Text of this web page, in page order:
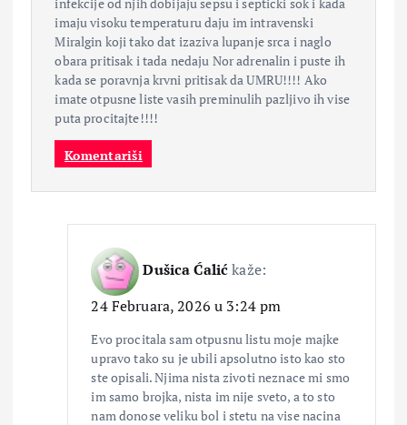
imaju visoku temperaturu daju im intravenski
Miralgin koji tako dat izaziva lupanje srca i naglo
obara pritisak i tada nedaju Nor adrenalin i puste ih
kada se poravnja krvni pritisak da UMRU!!!! Ako
imate otpusne liste vasih preminulih pazljivo ih vise
puta procitajte!!!!
Komentariši
Dušica Ćalić kaže:
24 Februara, 2026 u 3:24 pm
Evo procitala sam otpusnu listu moje majke
upravo tako su je ubili apsolutno isto kao sto
ste opisali. Njima nista zivoti neznace mi smo
im samo brojka, nista im nije sveto, a to sto
nam donose veliku bol i stetu na vise nacina